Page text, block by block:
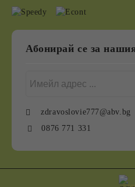
Абонирай се за
zdravoslovie777@abv.bg
0876 771 331